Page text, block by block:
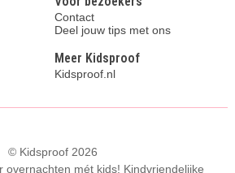
Contact
Deel jouw tips met ons
Meer Kidsproof
Kidsproof.nl
© Kidsproof 2026
overnachten mét kids! Kindvriendelijke